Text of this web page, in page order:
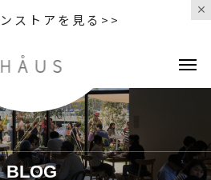
ストアを見る>>
BLOG